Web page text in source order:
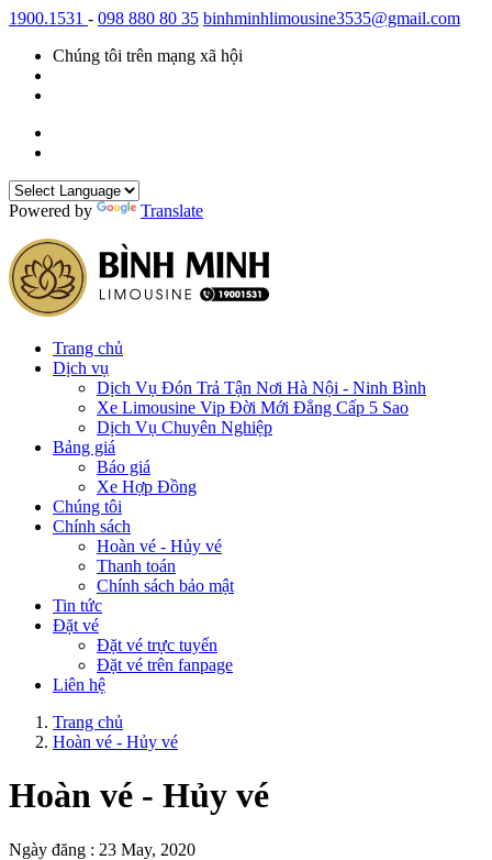
1900.1531 - 098 880 80 35 binhminhlimousine3535@gmail.com
Chúng tôi trên mạng xã hội
Powered by Translate
Trang chủ
Dịch vụ
Dịch Vụ Đón Trả Tận Nơi Hà Nội - Ninh Bình
Xe Limousine Vip Đời Mới Đẳng Cấp 5 Sao
Dịch Vụ Chuyên Nghiệp
Bảng giá
Báo giá
Xe Hợp Đồng
Chúng tôi
Chính sách
Hoàn vé - Hủy vé
Thanh toán
Chính sách bảo mật
Tin tức
Đặt vé
Đặt vé trực tuyến
Đặt vé trên fanpage
Liên hệ
Trang chủ
Hoàn vé - Hủy vé
Hoàn vé - Hủy vé
Ngày đăng : 23 May, 2020